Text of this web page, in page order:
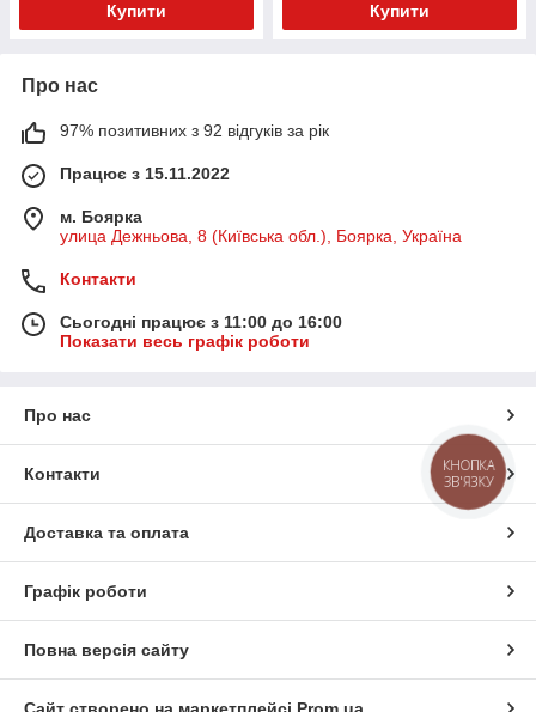
Купити Купити
Про нас
97% позитивних з 92 відгуків за рік
Працює з 15.11.2022
м. Боярка
улица Дежньова, 8 (Київська обл.), Боярка, Україна
Контакти
Сьогодні працює з 11:00 до 16:00
Показати весь графік роботи
Про нас
Контакти
Доставка та оплата
Графік роботи
Повна версія сайту
КНОПКА
ЗВ'ЯЗКУ